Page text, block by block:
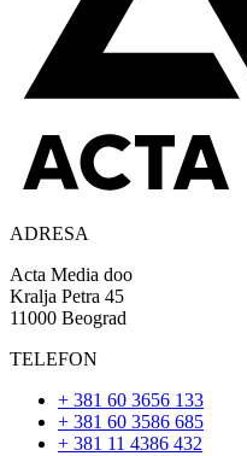
ADRESA
Acta Media doo
Kralja Petra 45
11000 Beograd
TELEFON
+ 381 60 3656 133
+ 381 60 3586 685
+ 381 11 4386 432